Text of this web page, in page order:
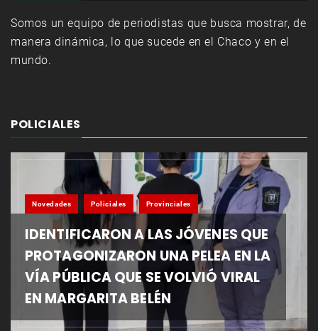
Somos un equipo de periodistas que busca mostrar, de
manera dinámica, lo que sucede en el Chaco y en el
mundo.
POLICIALES
Novedades Policiales Provinciales
IDENTIFICARON A LAS JÓVENES QUE
PROTAGONIZARON UNA PELEA EN LA
VÍA PÚBLICA QUE SE VOLVIÓ VIRAL
EN MARGARITA BELÉN